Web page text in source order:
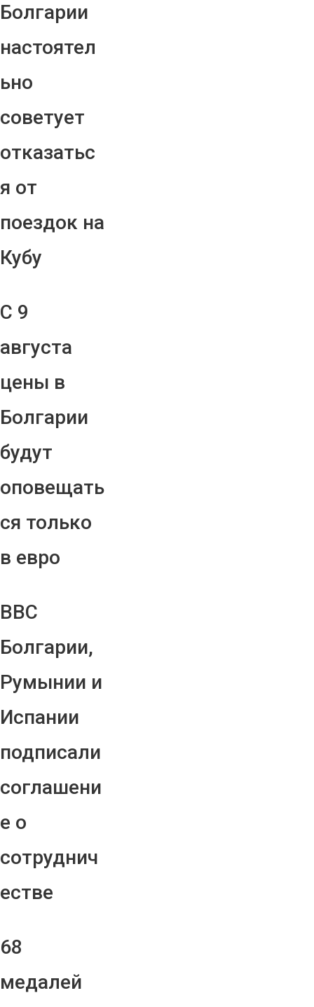
Болгарии
настоятел
ьно
советует
отказатьс
я от
поездок на
Кубу
С 9
августа
цены в
Болгарии
будут
оповещать
ся только
в евро
ВВС
Болгарии,
Румынии и
Испании
подписали
соглашени
е о
сотруднич
естве
68
медалей